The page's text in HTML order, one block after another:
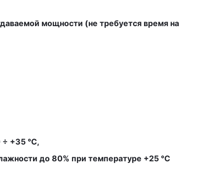
мощности (не требуется время на
÷ +35 °С,
до 80% при температуре +25 °С